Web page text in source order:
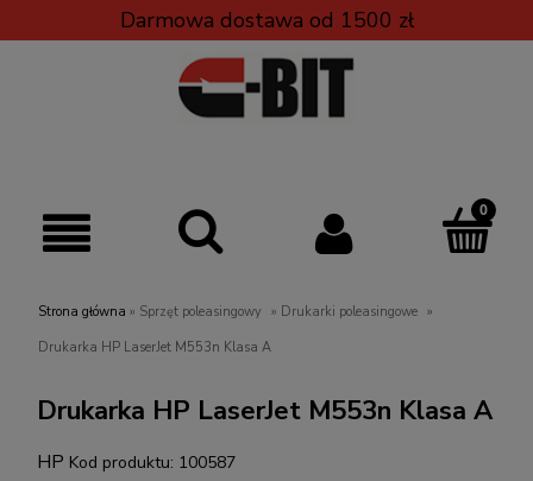
Darmowa dostawa od 1500 zł
Strona główna » Sprzęt poleasingowy » Drukarki poleasingowe »
Drukarka HP LaserJet M553n Klasa A
Drukarka HP LaserJet M553n Klasa A
HP Kod produktu: 100587